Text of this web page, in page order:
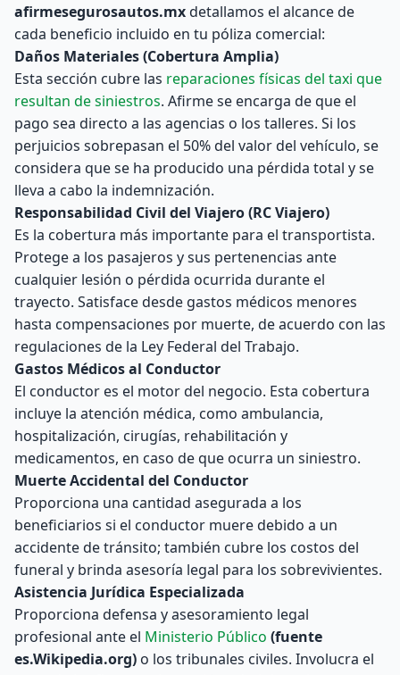
afirmesegurosautos.mxdetallamos el alcance de
cada beneficio incluido en tu póliza comercial:
Daños Materiales (Cobertura Amplia)
Esta sección cubre las reparaciones físicas del taxi que
resultan de siniestros. Afirme se encarga de que el
pago sea directo a las agencias o los talleres. Si los
perjuicios sobrepasan el 50% del valor del vehículo, se
considera que se ha producido una pérdida total y se
lleva a cabo la indemnización.
Responsabilidad Civil del Viajero (RC Viajero)
Es la cobertura más importante para el transportista.
Protege a los pasajeros y sus pertenencias ante
cualquier lesión o pérdida ocurrida durante el
trayecto. Satisface desde gastos médicos menores
hasta compensaciones por muerte, de acuerdo con las
regulaciones de la Ley Federal del Trabajo.
Gastos Médicos al Conductor
El conductor es el motor del negocio. Esta cobertura
incluye la atención médica, como ambulancia,
hospitalización, cirugías, rehabilitación y
medicamentos, en caso de que ocurra un siniestro.
Muerte Accidental del Conductor
Proporciona una cantidad asegurada a los
beneficiarios si el conductor muere debido a un
accidente de tránsito; también cubre los costos del
funeral y brinda asesoría legal para los sobrevivientes.
Asistencia Jurídica Especializada
Proporciona defensa y asesoramiento legal
profesional ante el Ministerio Público (fuente
es.Wikipedia.org) o los tribunales civiles. Involucra el